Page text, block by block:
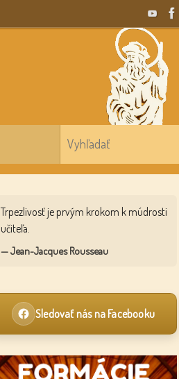
Trpezlivosť je prvým krokom k múdrosti
učiteľa.
— Jean-Jacques Rousseau
Sledovať nás na Facebooku